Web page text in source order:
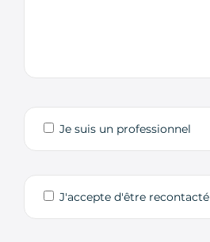
Je suis un professionnel
J'accepte d'être recontacté